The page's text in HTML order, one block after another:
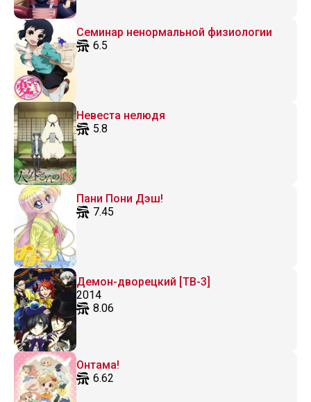
Семинар ненормальной физиологии
6.5
Невеста нелюдя
5.8
Пани Пони Дэш!
7.45
Демон-дворецкий [ТВ-3]
2014
8.06
Онтама!
6.62